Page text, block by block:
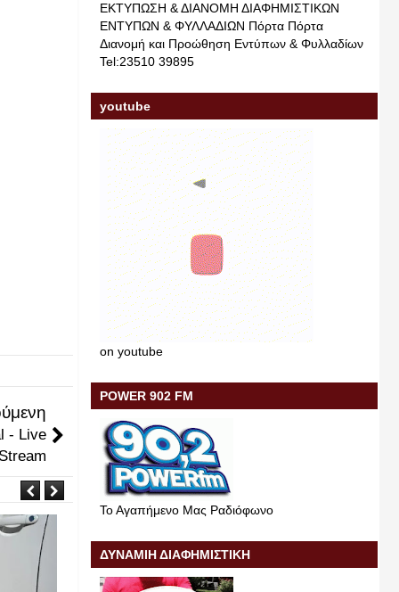
- Live
Stream
ΕΚΤΥΠΩΣΗ & ΔΙΑΝΟΜΗ ΔΙΑΦΗΜΙΣΤΙΚΩΝ
ΕΝΤΥΠΩΝ & ΦΥΛΛΑΔΙΩΝ Πόρτα Πόρτα
Διανομή και Προώθηση Εντύπων & Φυλλαδίων
Tel:23510 39895
youtube
on youtube
POWER 902 FM
Το Αγαπήμενο Μας Ραδιόφωνο
ΔΥΝΑΜΙΗ ΔΙΑΦΗΜΙΣΤΙΚΗ